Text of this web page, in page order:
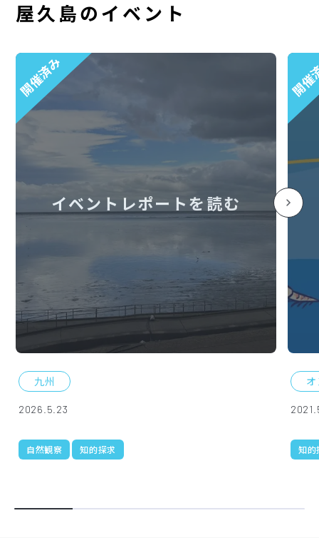
屋久島のイベント
開催済み
イベントレポートを読む
九州
2026.5.23
自然観察 知的探求
開
知的